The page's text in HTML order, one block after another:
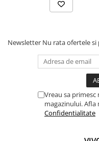
Newsletter Nu rata ofertele
Vreau sa
magazinului. Afla
Confidentialitate